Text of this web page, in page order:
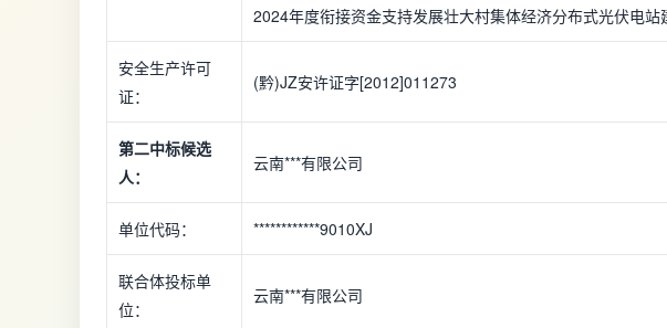
2024年度衔接资金支持发展壮大村集体经济分布式光伏电
安全生产许可
证：
(黔)JZ安许证字[2012]011273
第二中标候选
人：
云南***有限公司
单位代码： ************9010XJ
联合体投标单
位：
云南***有限公司